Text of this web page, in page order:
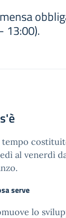
13:00).
tempo
al venerdì
serve
lo